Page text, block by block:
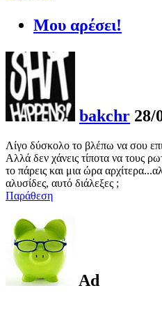
Μου αρέσει!
bakchr 28/
Λίγο δύσκολο το βλέπω να σου
Αλλά δεν χάνεις τίποτα να τους
το πάρεις και μια ώρα
αλυσίδες, αυτό διάλεξες ;
Παράθεση
Ad